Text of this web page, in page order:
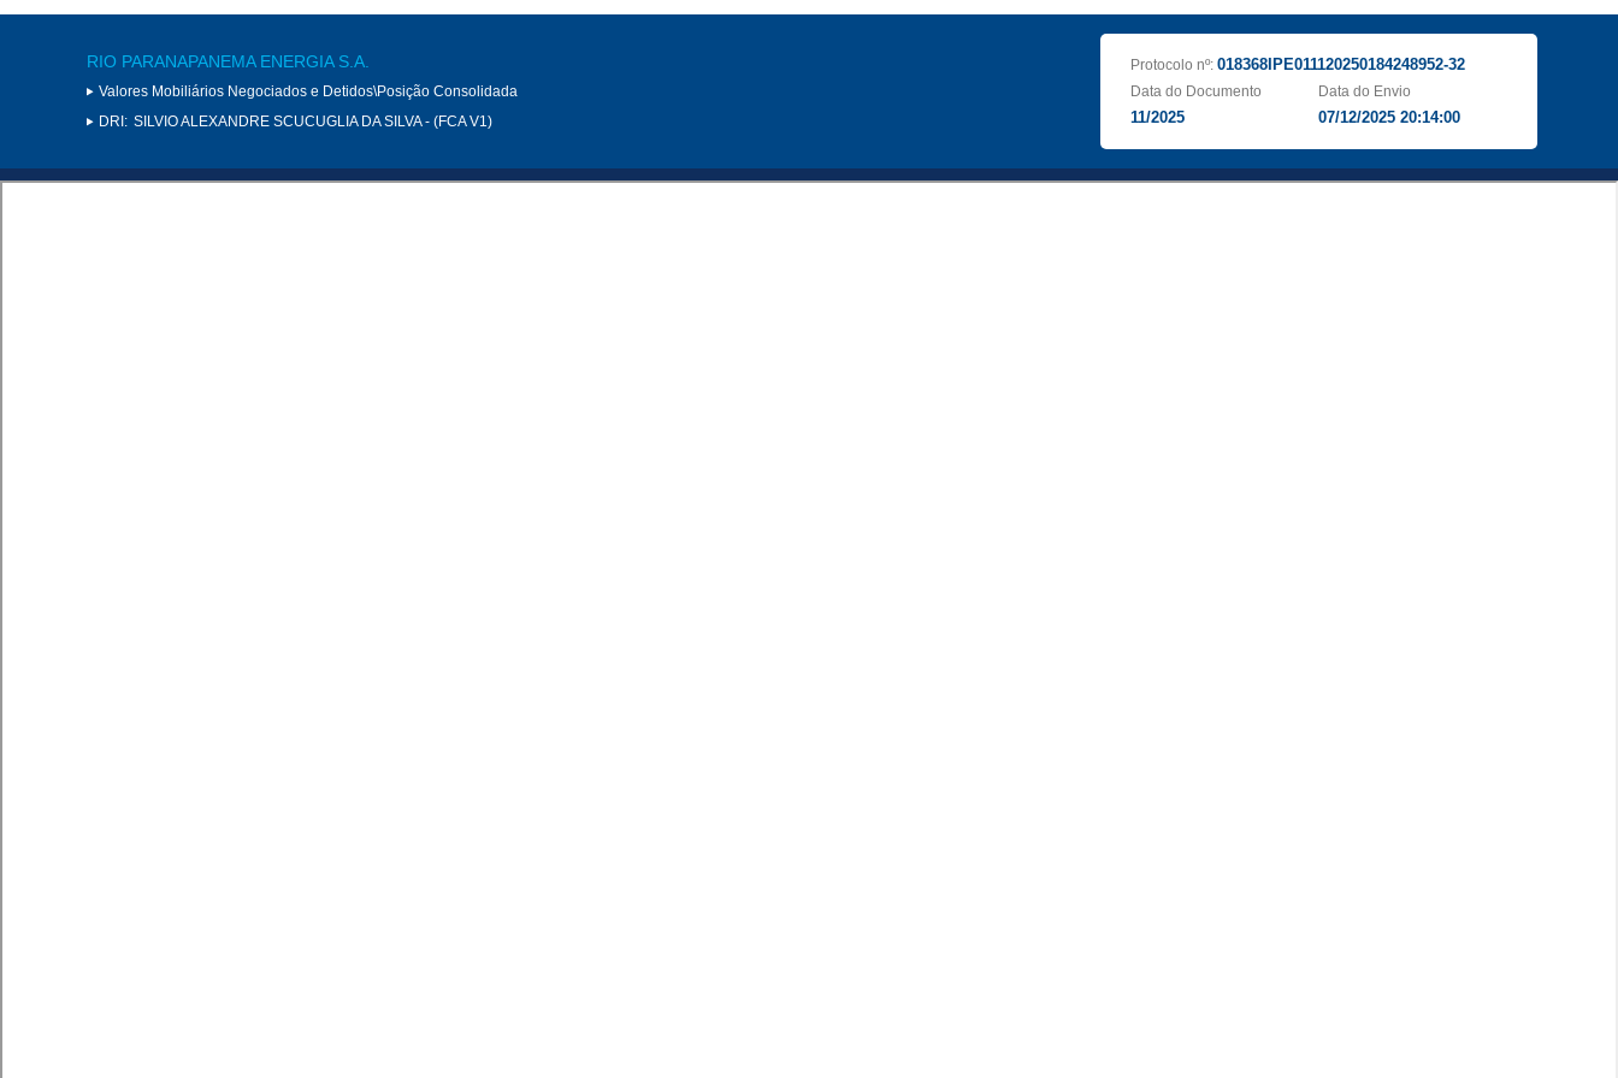
RIO PARANAPANEMA ENERGIA S.A.
Valores Mobiliários Negociados e Detidos\Posição Consolidada
DRI: SILVIO ALEXANDRE SCUCUGLIA DA SILVA - (FCA V1)
Protocolo nº: 018368IPE011120250184248952-32
Data do Documento
11/2025
Data do Envio
07/12/2025 20:14:00